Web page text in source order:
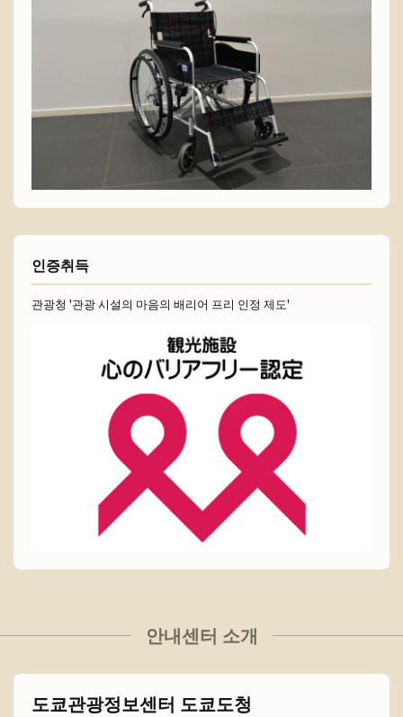
인증취득
관광청 '관광 시설의 마음의 배리어 프리 인정 제도'
안내센터 소개
도쿄관광정보센터 도쿄도청